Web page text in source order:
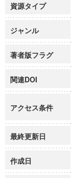
資源タイプ
ジャンル
著者版フラグ
関連DOI
アクセス条件
最終更新日
作成日